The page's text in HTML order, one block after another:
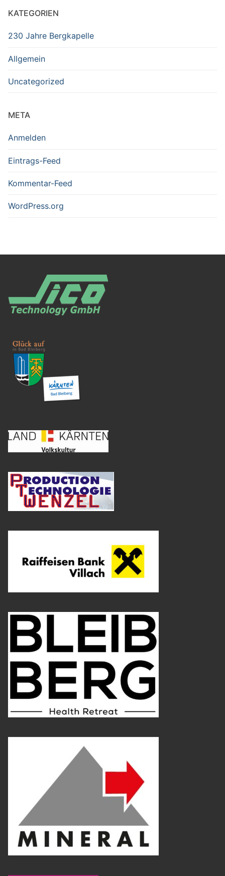
KATEGORIEN
230 Jahre Bergkapelle
Allgemein
Uncategorized
META
Anmelden
Eintrags-Feed
Kommentar-Feed
WordPress.org